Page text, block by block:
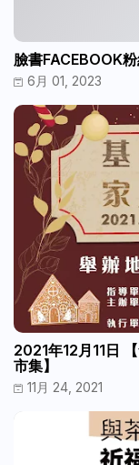
臉書FACEBOOK
6月 01, 2023
2021年12月11日
市集】
11月 24, 2021